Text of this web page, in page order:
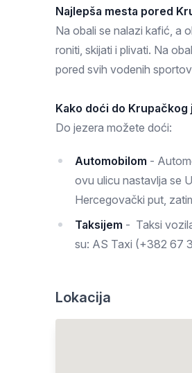
Najlepša mesta pored
Na obali se nalazi kafić, a
roniti, skijati i plivati. Na
pored svih vodenih
Kako doći do Krupačkog
Do jezera možete doći:
Automobilom -
ovu ulicu nastavlja se
Hercegovački put,
Taksijem - Taksi
su: AS Taxi (+382 67
Lokacija